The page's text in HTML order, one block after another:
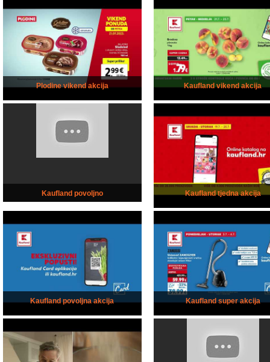
Plodine vikend akcija Kaufland vikend akcija
Kaufland povoljno Kaufland tjedna akcija
Kaufland povoljna akcija Kaufland super akcija